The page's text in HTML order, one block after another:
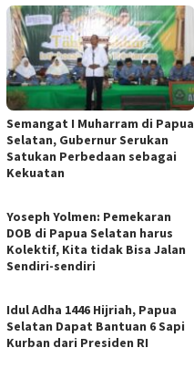
Semangat I Muharram di Papua
Selatan, Gubernur Serukan
Satukan Perbedaan sebagai
Kekuatan
Yoseph Yolmen: Pemekaran
DOB di Papua Selatan harus
Kolektif, Kita tidak Bisa Jalan
Sendiri-sendiri
Idul Adha 1446 Hijriah, Papua
Selatan Dapat Bantuan 6 Sapi
Kurban dari Presiden RI